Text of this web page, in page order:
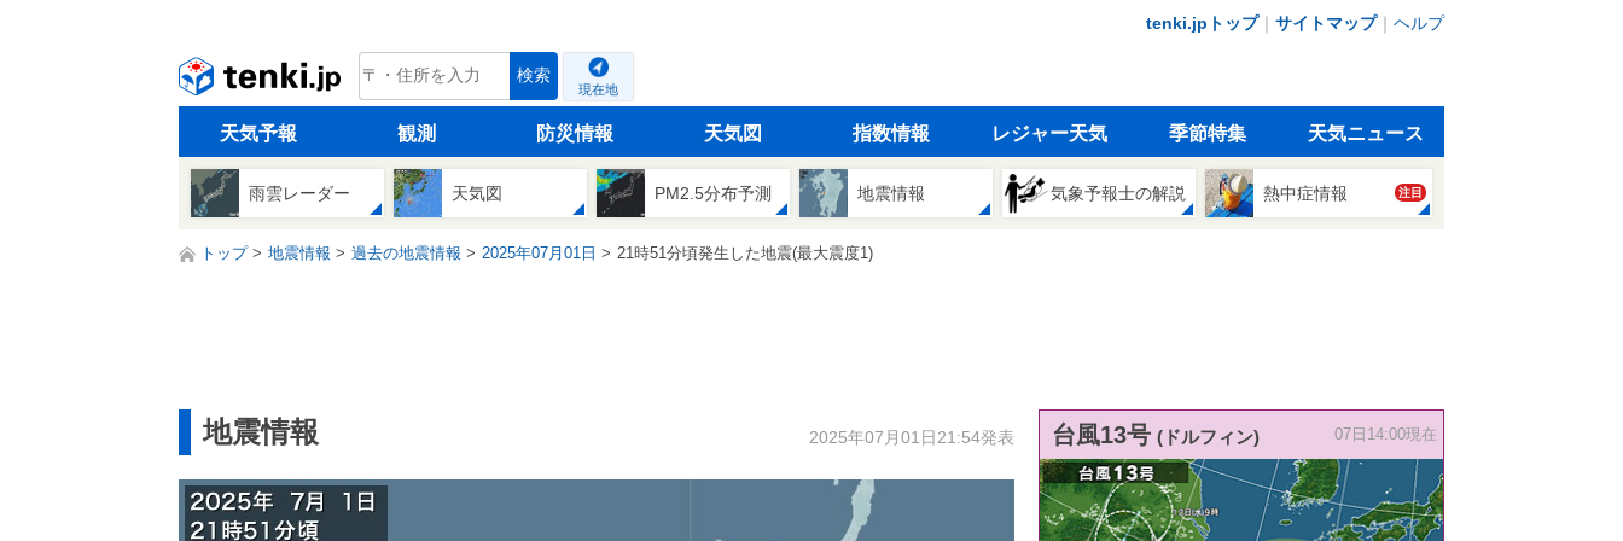
tenki.jpトップ｜ サイトマップ｜ ヘルプ
tenki.jp 検索
現在地
天気予報 観測 防災情報 天気図 指数情報 レジャー天気 季節特集 天気ニュース
雨雲レーダー 天気図 PM2.5分布予測 地震情報 気象予報士の解説 熱中症情報 注目
トップ 地震情報 過去の地震情報 2025年07月01日 21時51分頃発生した地震(最大震度1)
地震情報 2025年07月01日21:54発表 台風13号 (ドルフィン) 07日14:00現在